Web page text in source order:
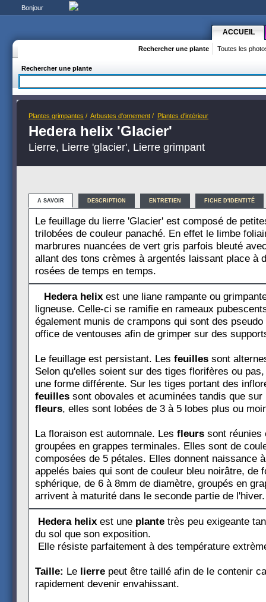
Bonjour
ACCUEIL
Rechercher une plante Toutes les
Rechercher une plante
Plantes grimpantes / Arbustes d'ornement / Plantes d'intérieur
Hedera helix 'Glacier'
Lierre, Lierre 'glacier', Lierre grimpant
A SAVOIR DESCRIPTION ENTRETIEN FICHE D'IDENTITÉ
Le feuillage du lierre 'Glacier' est composé de
trilobées de couleur panaché. En effet le limbe
marbrures nuancées de vert gris parfois bleuté
allant des tons crèmes à argentés laissant place à
rosées de temps en temps.
Hedera helix est une liane rampante ou
ligneuse. Celle-ci se ramifie en rameaux
également munis de crampons qui sont des
office de ventouses afin de grimper sur des
Le feuillage est persistant. Les feuilles sont
Selon qu'elles soient sur des tiges florifères ou
une forme différente. Sur les tiges portant des
feuilles sont obovales et acuminées tandis que
fleurs, elles sont lobées de 3 à 5 lobes plus ou
La floraison est automnale. Les fleurs sont réunies
groupées en grappes terminales. Elles sont de
composées de 5 pétales. Elles donnent naissance
appelés baies qui sont de couleur bleu noirâtre, de
sphérique, de 6 à 8mm de diamètre, groupés en
arrivent à maturité dans le seconde partie de l'hiver.
Hedera helix est une plante très peu exigeante
du sol que son exposition.
Elle résiste parfaitement à des température
Taille: Le lierre peut être taillé afin de le contenir
rapidement devenir envahissant.